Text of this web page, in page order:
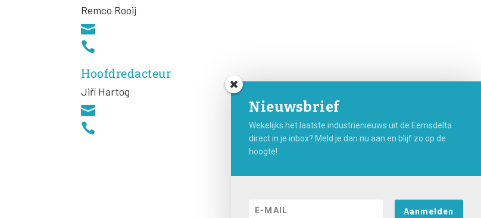
Remco Rooij


Hoofdredacteur
Jiří Hartog


Nieuwsbrief
Wekelijks het laatste industrienieuws uit de Eemsdelta
direct in je inbox? Meld je dan nu aan en blijf zo op de
hoogte!
Aanmelden